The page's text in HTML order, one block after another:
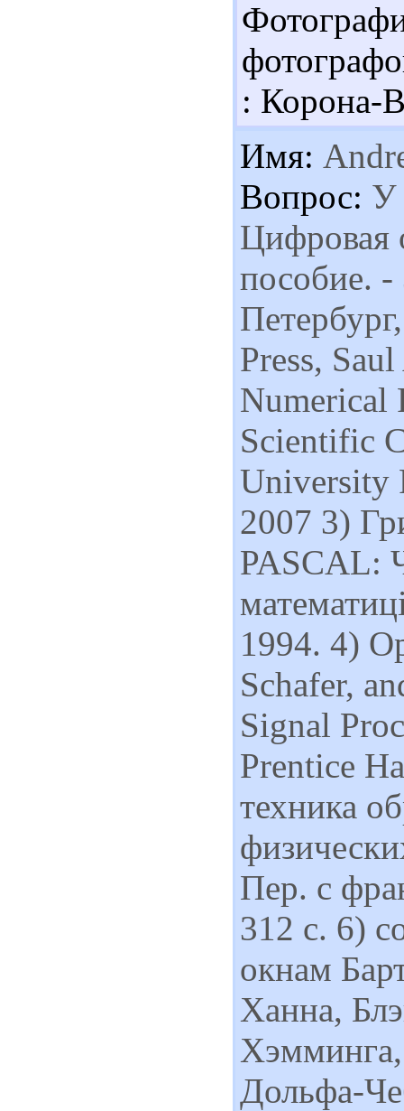
: Корона-
Имя:
Вопрос: У
Цифровая
пособие.
Press,
Numerical
Scientific
University
2007 3)
PASCAL:
1994. 4)
Schafer,
Signal
Prentice
техника
Пер. с
312 с. 6)
окнам
Ханна,
Хэмминга,
Дольфа-